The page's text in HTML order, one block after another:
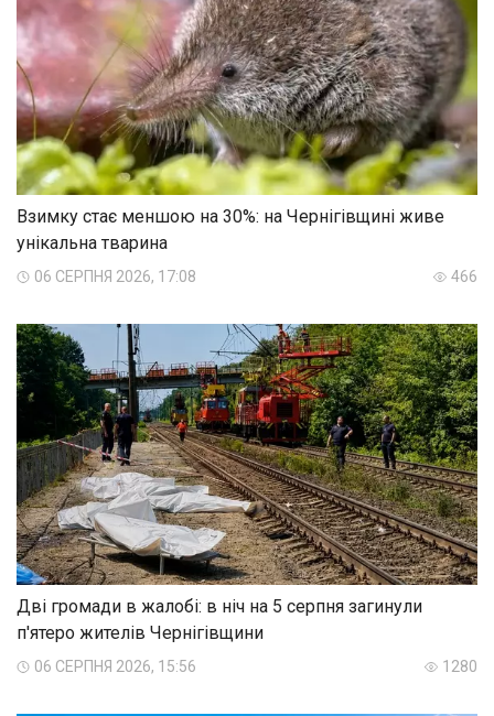
Взимку стає меншою на 30%: на Чернігівщині живе
унікальна тварина
06 СЕРПНЯ 2026, 17:08 466
Дві громади в жалобі: в ніч на 5 серпня загинули
п'ятеро жителів Чернігівщини
06 СЕРПНЯ 2026, 15:56 1280